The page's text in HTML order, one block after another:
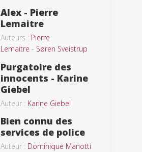
Alex - Pierre
Lemaitre
Auteurs : Pierre
Lemaitre - Søren Sveistrup
Purgatoire des
innocents - Karine
Giebel
Auteur : Karine Giebel
Bien connu des
services de police
Auteur : Dominique Manotti